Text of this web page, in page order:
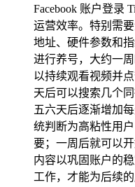
Facebook 账户登录
运营效率。特别需
地址、硬件参数和
进行养号，大约一
以持续观看视频并
天后可以搜索几个
五六天后逐渐增加
统判断为高粘性用
要；一周后就可以
内容以巩固账户的
工作，才能为后续